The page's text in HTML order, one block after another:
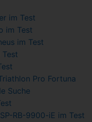
im Test
im Test
im Test
Pro Fortuna
Suche
RB-9900-iE im Test